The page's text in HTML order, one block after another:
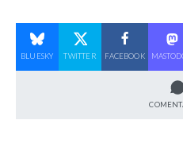
BLUESKY TWITTER FACEBOOK